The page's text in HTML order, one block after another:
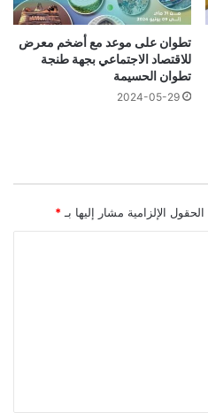
تطوان على موعد مع أضخم معرض
للاقتصاد الاجتماعي بجهة طنجة
تطوان الحسيمة
2024-05-29
الحقول الإلزامية مشار إليها بـ *